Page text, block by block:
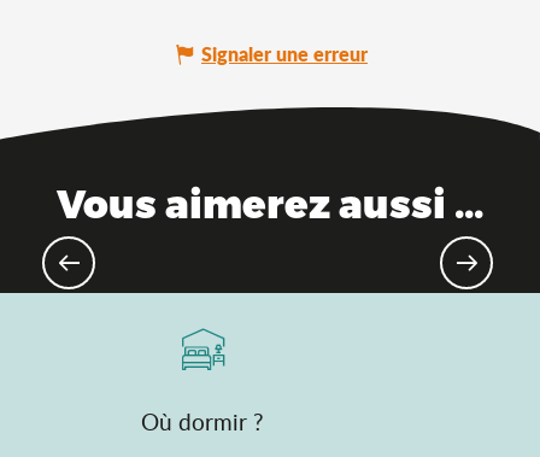
Signaler une erreur
Vous aimerez aussi ...
Où dormir ?